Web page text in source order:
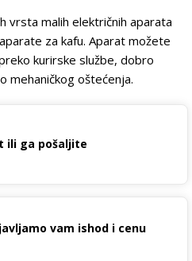
vrsta malih električnih aparata
za kafu. Aparat možete
kurirske službe, dobro
mehaničkog oštećenja.
ili ga pošaljite
vam ishod i cenu